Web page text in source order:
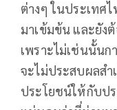
ต่างๆ ในประเทศ
มาเข้มข้น และยัง
เพราะไม่เช่นนั้น
จะไม่ประสบผลสำ
ประโยชน์ให้กับป